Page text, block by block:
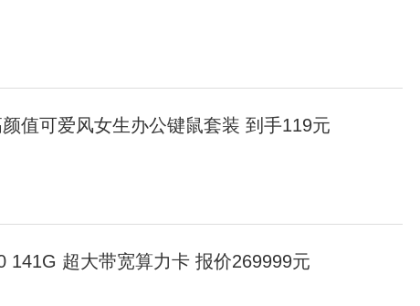
值可爱风女生办公键鼠套装 到手119元
141G 超大带宽算力卡 报价269999元